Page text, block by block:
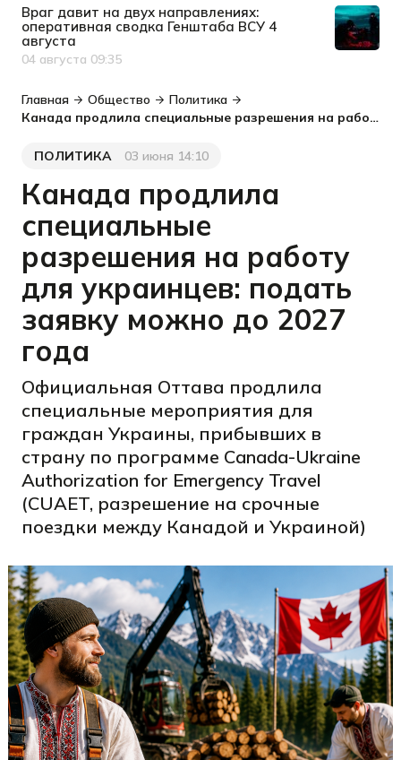
Враг давит на двух направлениях:
оперативная сводка Генштаба ВСУ 4
августа
Дата публикации
04 августа 09:35
Главная Общество
Политика
Канада продлила специальные разрешения на работу для украинцев: подать заявку можно до 2027 года
Категория
ПОЛИТИКА
Дата публикации
03 июня 14:10
Канада продлила
специальные
разрешения на работу
для украинцев: подать
заявку можно до 2027
года
Официальная Оттава продлила
специальные мероприятия для
граждан Украины, прибывших в
страну по программе Canada-Ukraine
Authorization for Emergency Travel
(CUAET, разрешение на срочные
поездки между Канадой и Украиной)